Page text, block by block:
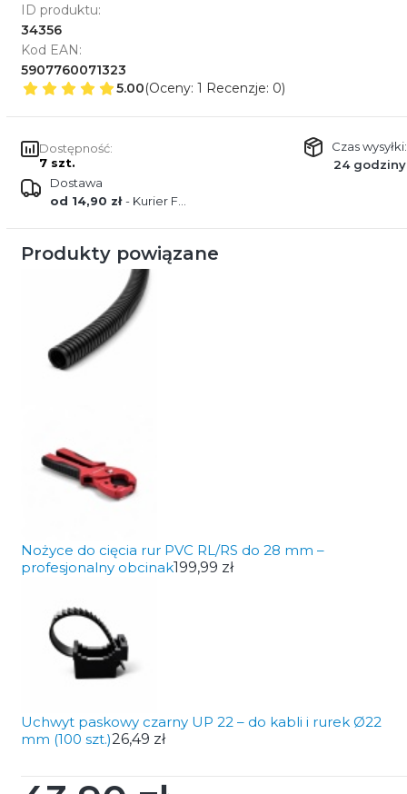
ID produktu:
34356
Kod EAN:
5907760071323
5.00(Oceny: 1 Recenzje: 0)
Dostępność:
7 szt.
Czas wysyłki:
24 godziny
Dostawa
od 14,90 zł- Kurier FEDEX
Produkty powiązane
Nożyce do cięcia rur PVC RL/RS do 28 mm –
profesjonalny obcinak199,99 zł
Uchwyt paskowy czarny UP 22 – do kabli i rurek Ø22
mm (100 szt.)26,49 zł